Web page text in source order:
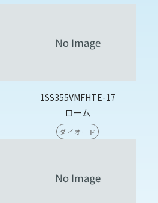
1SS355VMFHTE-17
ローム
ダイオード